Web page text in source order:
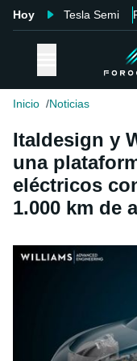
Hoy Tesla Semi
Inicio Noticias
Italdesign y
una
eléctricos
1.000 km de